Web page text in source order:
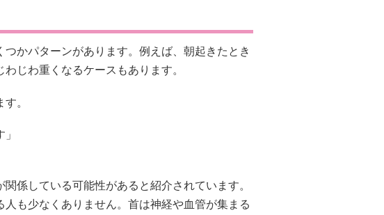
かパターンがあります。例えば、朝起きたとき
じわ重くなるケースもあります。
。
係している可能性があると紹介されています。
も少なくありません。首は神経や血管が集まる